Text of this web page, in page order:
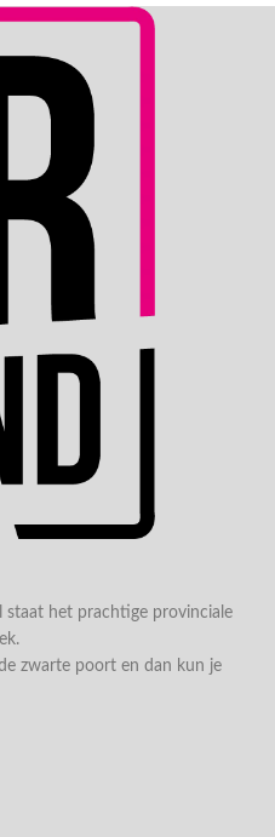
staat het prachtige provinciale
zwarte poort en dan kun je